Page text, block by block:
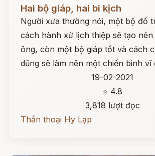
Hai bộ giáp, hai bi kịch
Người xưa thường nói, một bộ đồ
cách hành xử lịch thiệp sẽ tạo
ông, còn một bộ giáp tốt và cách
dũng sẽ làm nên một chiến binh vĩ
19-02-2021
⭐ 4.8
3,818 lượt đọc
Thần thoại Hy Lạp